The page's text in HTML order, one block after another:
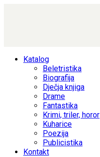
Katalog
Beletristika
Biografija
Dječja knjiga
Drame
Fantastika
Krimi, triler, horor
Kuharice
Poezija
Publicistika
Kontakt